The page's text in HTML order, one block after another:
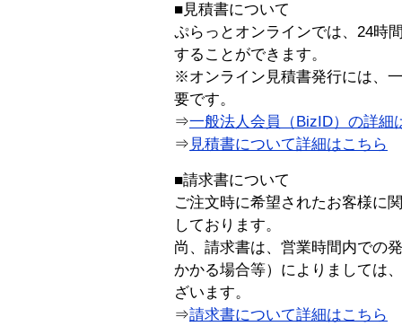
■見積書について
ぷらっとオンラインでは、24時
することができます。
※オンライン見積書発行には、
要です。
⇒一般法人会員（BizID）の詳細
⇒ 見積書について詳細はこちら
■請求書について
ご注文時に希望されたお客様に
しております。
尚、請求書は、営業時間内での
かかる場合等）によりましては
ざいます。
⇒請求書について詳細はこちら